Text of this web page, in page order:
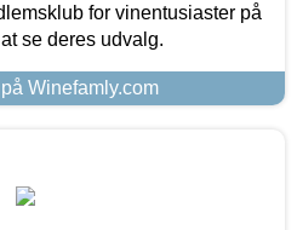
for vinentusiaster på
se deres udvalg.
Winefamly.com